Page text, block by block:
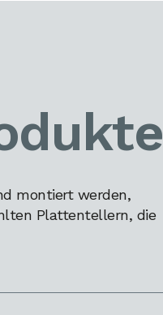
montiert werden,
Plattentellern, die